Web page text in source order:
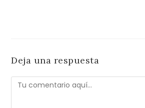
Deja una respuesta
Comentario